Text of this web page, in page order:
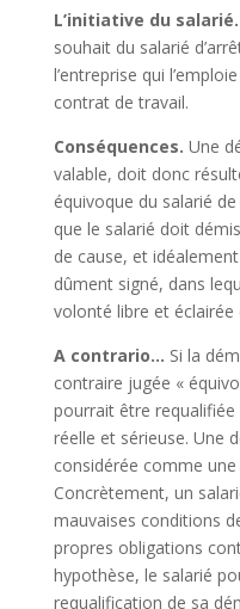
L’initiative du salarié.
souhait du salarié
l’entreprise qui
contrat de travail.
Conséquences. Une
valable, doit donc
équivoque du salarié
que le salarié doit
de cause, et
dûment signé, dans
volonté libre et éclairée
A contrario… Si la
contraire jugée «
pourrait être requalifiée
réelle et sérieuse. Une
considérée comme
Concrètement, un
mauvaises conditions
propres obligations
hypothèse, le salarié
requalification de sa